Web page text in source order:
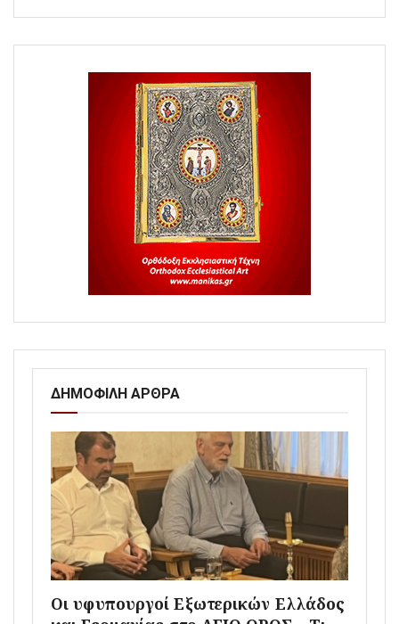
ΔΗΜΟΦΙΛΗ ΑΡΘΡΑ
Οι υφυπουργοί Εξωτερικών Ελλάδος